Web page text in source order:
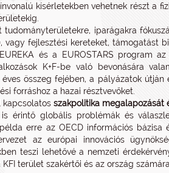
kísérletekben vehetnek részt a
iparágakra
vagy fejlesztési kereteket, támogatást
és a EUROSTARS program
K+F-be való bevonására
összeg fejében, a pályázatok útján
forráshoz a hazai résztvevőket.
kapcsolatosszakpolitika megalapozását
érintő globális problémák és
erre az OECD információs bázisa
az európai innovációs
teszi lehetővé a nemzeti
terület szakértői és az ország számára.